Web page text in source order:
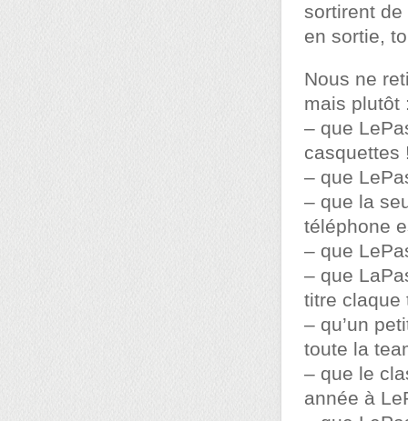
sortirent
en sortie,
Nous ne
mais plutôt
– que
casquettes
– que
– que la
téléphone
– que
– que
titre claque
– qu’un
toute la
– que le
année à